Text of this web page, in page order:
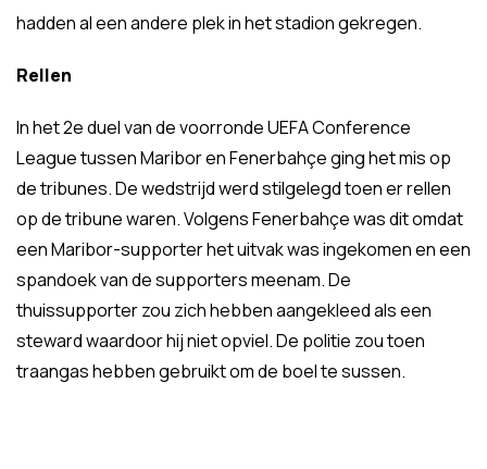
hadden al een andere plek in het stadion gekregen.
Rellen
In het 2e duel van de voorronde UEFA Conference
League tussen Maribor en Fenerbahçe ging het mis op
de tribunes. De wedstrijd werd stilgelegd toen er rellen
op de tribune waren. Volgens Fenerbahçe was dit omdat
een Maribor-supporter het uitvak was ingekomen en een
spandoek van de supporters meenam. De
thuissupporter zou zich hebben aangekleed als een
steward waardoor hij niet opviel. De politie zou toen
traangas hebben gebruikt om de boel te sussen.